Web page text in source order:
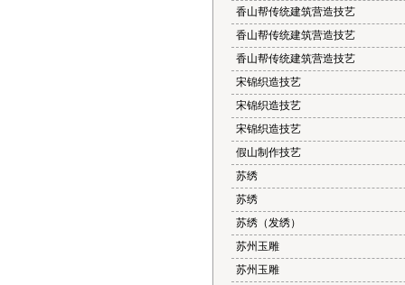
香山帮传统建筑营造技艺
香山帮传统建筑营造技艺
香山帮传统建筑营造技艺
宋锦织造技艺
宋锦织造技艺
宋锦织造技艺
假山制作技艺
苏绣
苏绣
苏绣（发绣）
苏州玉雕
苏州玉雕